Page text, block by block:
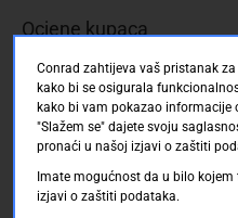
-
kabel
Ocjene kupaca
Conrad zahtijeva vaš pristanak
kako bi se osigurala
kako bi vam pokazao informacije
"Slažem se" dajete svoju
pronaći u našoj izjavi o zaštiti
Imate mogućnost da u bilo
izjavi o zaštiti podataka.